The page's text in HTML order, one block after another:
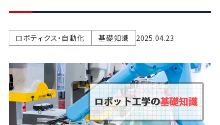
ロボティクス・自動化 基礎知識 2025.04.23